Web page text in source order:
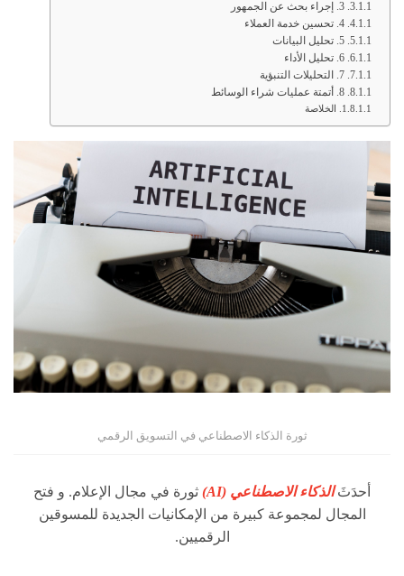
3. إجراء بحث عن الجمهور
4. تحسين خدمة العملاء
5. تحليل البيانات
6. تحليل الأداء
7. التحليلات التنبؤية
8. أتمتة عمليات شراء الوسائط
الخلاصة
ثورة الذكاء الاصطناعي في التسويق الرقمي
أحدَثَالذكاء الاصطناعي (AI)
ثورة في مجال الإعلام. و فتح
المجال لمجموعة كبيرة من الإمكانيات الجديدة للمسوقين
الرقميين.